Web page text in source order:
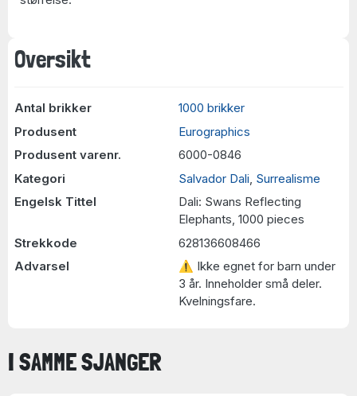
Oversikt
Antal brikker
1000 brikker
Produsent
Eurographics
Produsent varenr.
6000-0846
Kategori
Salvador Dali Surrealisme
Engelsk Tittel
Dali: Swans Reflecting
Elephants, 1000 pieces
Strekkode
628136608466
Advarsel
⚠ Ikke egnet for barn under
3 år. Inneholder små deler.
Kvelningsfare.
I SAMME SJANGER